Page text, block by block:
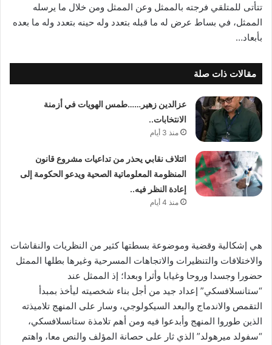
تتأتى للمتلقي فرجته بالممثل وعن الممثل ومن خلال ما يرسله
الممثل، في بساط عرض له ما قبله بتعدد وله حينه بتعدد وله ما بعده
بأبعاد…
مقالات ذات صلة
عزالدين زهير……طمس الهويات في أزمنة
الانتخابات..
منذ 3 أيام
ائتلاف نقابي يحذر من تداعيات مشروع قانون
المنظومة المعلوماتية الصحية ويدعو الحكومة إلى
إعادة النظر فيه..
منذ 4 أيام
هي إشكالية وقضية وموضوعة بسطتها كثير من النظريات والنقاشات
والاختلافات والتنظيرات والاتجاهات المسرحية وغيرها بطلها الممثل
حضورا وجسدا وروحا وغيابا وأثرا وبعدا؛ إذ الممثل عند
“ستانسلافسكي” إعداد جيد من أجل بناء شخصيته ليأخذ بمبدأ
التقمص والاندماج والبعد السيكولوجي، وسار على المنهج تلاميذته
الذين طوروا المنهج وأبدعوا فيه ومن أهم تلامذة ستانسلافسكي،
“سفولد ميرهولد” الذي ثار على حصانة المؤلف والنص معا، واهتم